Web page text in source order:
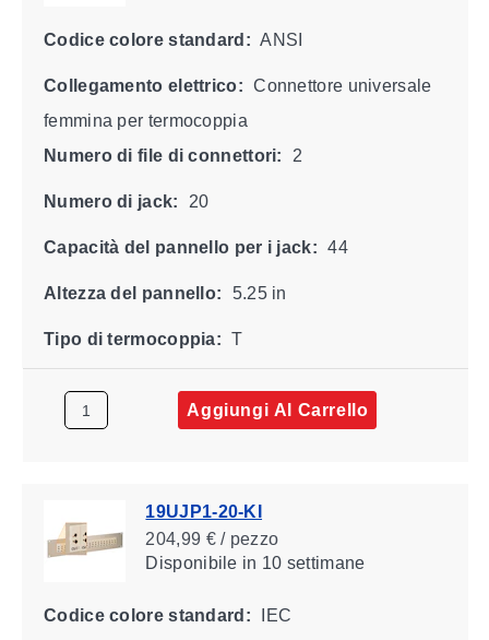
Codice colore standard: ANSI
Collegamento elettrico: Connettore universale
femmina per termocoppia
Numero di file di connettori:
2
Numero di jack: 20
Capacità del pannello per i jack: 44
Altezza del pannello: 5.25 in
Tipo di termocoppia: T
Aggiungi Al Carrello
19UJP1-20-KI
204,99 € / pezzo
Disponibile in 10 settimane
Codice colore standard: IEC